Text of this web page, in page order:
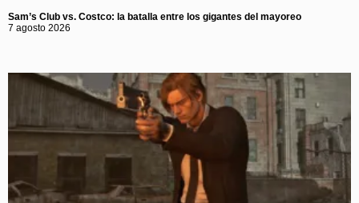
Sam’s Club vs. Costco: la batalla entre los gigantes del mayoreo
7 agosto 2026